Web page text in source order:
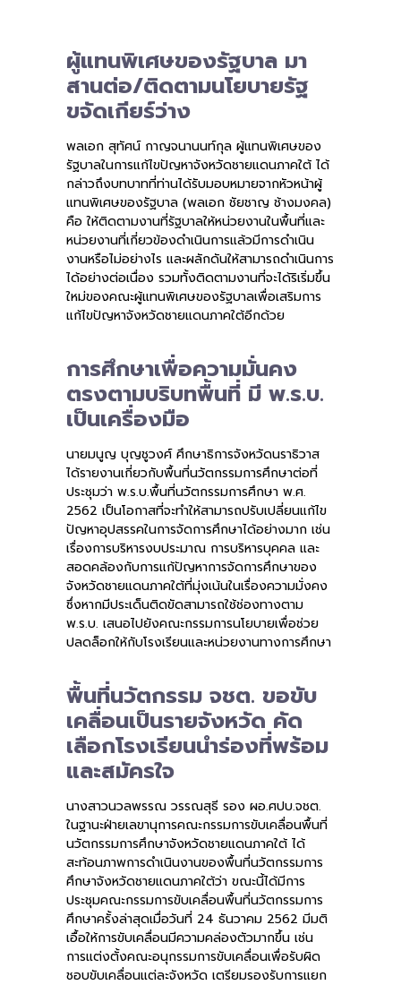
ผู้แทนพิเศษของรัฐบาล มา
สานต่อ/ติดตามนโยบายรัฐ
ขจัดเกียร์ว่าง
พลเอก สุทัศน์ กาญจนานนท์กุล ผู้แทนพิเศษของ
รัฐบาลในการแก้ไขปัญหาจังหวัดชายแดนภาคใต้ ได้
กล่าวถึงบทบาทที่ท่านได้รับมอบหมายจากหัวหน้าผู้
แทนพิเศษของรัฐบาล (พลเอก ชัยชาญ ช้างมงคล)
คือ ให้ติดตามงานที่รัฐบาลให้หน่วยงานในพื้นที่และ
หน่วยงานที่เกี่ยวข้องดำเนินการแล้วมีการดำเนิน
งานหรือไม่อย่างไร และผลักดันให้สามารถดำเนินการ
ได้อย่างต่อเนื่อง รวมทั้งติดตามงานที่จะได้ริเริ่มขึ้น
ใหม่ของคณะผู้แทนพิเศษของรัฐบาลเพื่อเสริมการ
แก้ไขปัญหาจังหวัดชายแดนภาคใต้อีกด้วย
การศึกษาเพื่อความมั่นคง
ตรงตามบริบทพื้นที่ มี พ.ร.บ.
เป็นเครื่องมือ
นายมนูญ บุญชูวงศ์ ศึกษาธิการจังหวัดนราธิวาส
ได้รายงานเกี่ยวกับพื้นที่นวัตกรรมการศึกษาต่อที่
ประชุมว่า พ.ร.บ.พื้นที่นวัตกรรมการศึกษา พ.ศ.
2562 เป็นโอกาสที่จะทำให้สามารถปรับเปลี่ยนแก้ไข
ปัญหาอุปสรรคในการจัดการศึกษาได้อย่างมาก เช่น
เรื่องการบริหารงบประมาณ การบริหารบุคคล และ
สอดคล้องกับการแก้ปัญหาการจัดการศึกษาของ
จังหวัดชายแดนภาคใต้ที่มุ่งเน้นในเรื่องความมั่งคง
ซึ่งหากมีประเด็นติดขัดสามารถใช้ช่องทางตาม
พ.ร.บ. เสนอไปยังคณะกรรมการนโยบายเพื่อช่วย
ปลดล็อกให้กับโรงเรียนและหน่วยงานทางการศึกษา
พื้นที่นวัตกรรม จชต. ขอขับ
เคลื่อนเป็นรายจังหวัด คัด
เลือกโรงเรียนนำร่องที่พร้อม
และสมัครใจ
นางสาวนวลพรรณ วรรณสุธี รอง ผอ.ศปบ.จชต.
ในฐานะฝ่ายเลขานุการคณะกรรมการขับเคลื่อนพื้นที่
นวัตกรรมการศึกษาจังหวัดชายแดนภาคใต้ ได้
สะท้อนภาพการดำเนินงานของพื้นที่นวัตกรรมการ
ศึกษาจังหวัดชายแดนภาคใต้ว่า ขณะนี้ได้มีการ
ประชุมคณะกรรมการขับเคลื่อนพื้นที่นวัตกรรมการ
ศึกษาครั้งล่าสุดเมื่อวันที่ 24 ธันวาคม 2562 มีมติ
เอื้อให้การขับเคลื่อนมีความคล่องตัวมากขึ้น เช่น
การแต่งตั้งคณะอนุกรรมการขับเคลื่อนเพื่อรับผิด
ชอบขับเคลื่อนแต่ละจังหวัด เตรียมรองรับการแยก